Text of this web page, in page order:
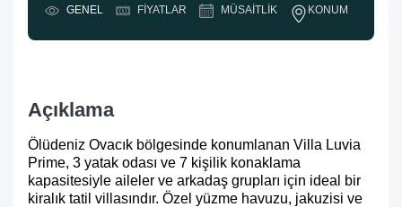
GENEL FIYATLAR MÜSAITLIK KONUM
Açıklama
Ölüdeniz Ovacık bölgesinde konumlanan Villa Luvia
Prime, 3 yatak odası ve 7 kişilik konaklama
kapasitesiyle aileler ve arkadaş grupları için ideal bir
kiralık tatil villasındır. Özel yüzme havuzu, jakuzisi ve